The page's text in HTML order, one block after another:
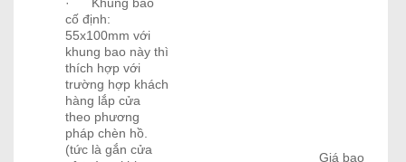
· Khung bao
cố định:
55x100mm với
khung bao này thì
thích hợp với
trường hợp khách
hàng lắp cửa
theo phương
pháp chèn hồ.
(tức là gắn cửa
Giá bao